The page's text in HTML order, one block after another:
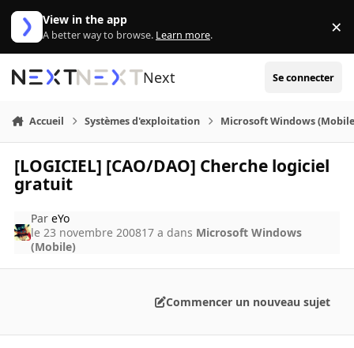
Aller au contenu
View in the app
A better way to browse. Learn more. ×
Next Se connecter
Accueil Systèmes d'exploitation Microsoft Windows
[LOGICIEL] [CAO/DAO] Cherche logiciel
gratuit
PareYo
le 23 novembre 200817 a dans Microsoft Windows
(Mobile)
Commencer un nouveau sujet